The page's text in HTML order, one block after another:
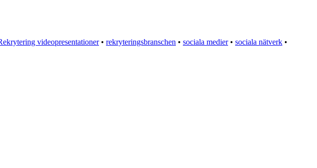
videopresentationer• rekryteringsbranschen • sociala medier• sociala nätverk •